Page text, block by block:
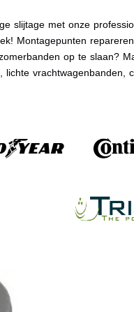
slijtage met onze
Montagepunten
op te slaan?
lichte vrachtwagenbanden,